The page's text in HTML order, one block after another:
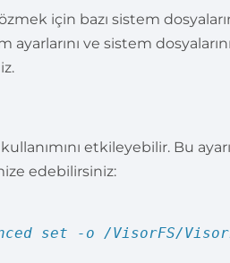
için bazı sistem
ve sistem dosyalarını
etkileyebilir. Bu ayarı
edebilirsiniz:
set -o /VisorFS/